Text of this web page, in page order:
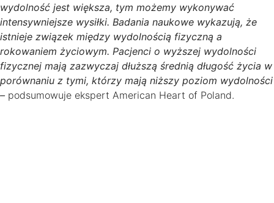
wydolność jest większa, tym możemy wykonywać
intensywniejsze wysiłki. Badania naukowe wykazują, że
istnieje związek między wydolnością fizyczną a
rokowaniem życiowym. Pacjenci o wyższej wydolności
fizycznej mają zazwyczaj dłuższą średnią długość życia w
porównaniu z tymi, którzy mają niższy poziom wydolności
– podsumowuje ekspert American Heart of Poland.